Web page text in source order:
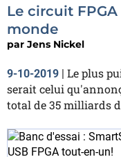
Le circuit
monde
par Jens Nickel
9-10-2019 | Le plus
serait celui
total de 35 milliards